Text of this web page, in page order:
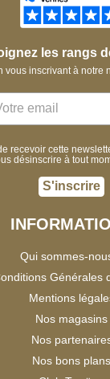
les rangs
vous inscrivant à notre
recevoir cette
désinscrire à tout
S'inscrire
Qui sommes-
Générales
Mentions
Nos magasins
Nos
Nos bons plans